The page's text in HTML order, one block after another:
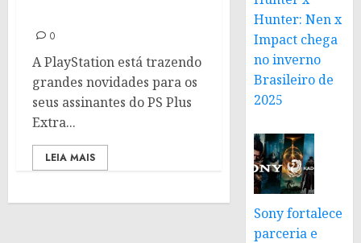
0
A PlayStation está trazendo
grandes novidades para os
seus assinantes do PS Plus
Extra...
LEIA MAIS
Hunter: Nen x
Impact chega
no inverno
Brasileiro de
2025
Sony fortalece
parceria e